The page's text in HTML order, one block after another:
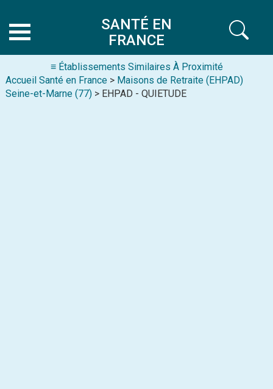
SANTÉ EN
FRANCE
≡ Établissements Similaires À Proximité
Accueil Santé en France > Maisons de Retraite (EHPAD)
Seine-et-Marne (77) > EHPAD - QUIETUDE